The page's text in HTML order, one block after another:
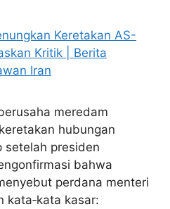
meredam
hubungan
setelah presiden
bahwa
perdana menteri
kata‑kata kasar: